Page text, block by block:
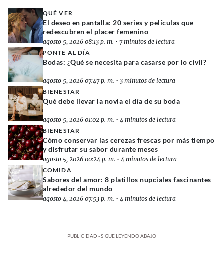
QUÉ VER
El deseo en pantalla: 20 series y películas que
redescubren el placer femenino
agosto 5, 2026 08:13 p. m. • 7 minutos de lectura
PONTE AL DÍA
Bodas: ¿Qué se necesita para casarse por lo civil?
agosto 5, 2026 07:47 p. m. • 3 minutos de lectura
BIENESTAR
Qué debe llevar la novia el día de su boda
agosto 5, 2026 01:02 p. m. • 4 minutos de lectura
BIENESTAR
Cómo conservar las cerezas frescas por más tiempo
y disfrutar su sabor durante meses
agosto 5, 2026 00:24 p. m. • 4 minutos de lectura
COMIDA
Sabores del amor: 8 platillos nupciales fascinantes
alrededor del mundo
agosto 4, 2026 07:53 p. m. • 4 minutos de lectura
PUBLICIDAD - SIGUE LEYENDO ABAJO